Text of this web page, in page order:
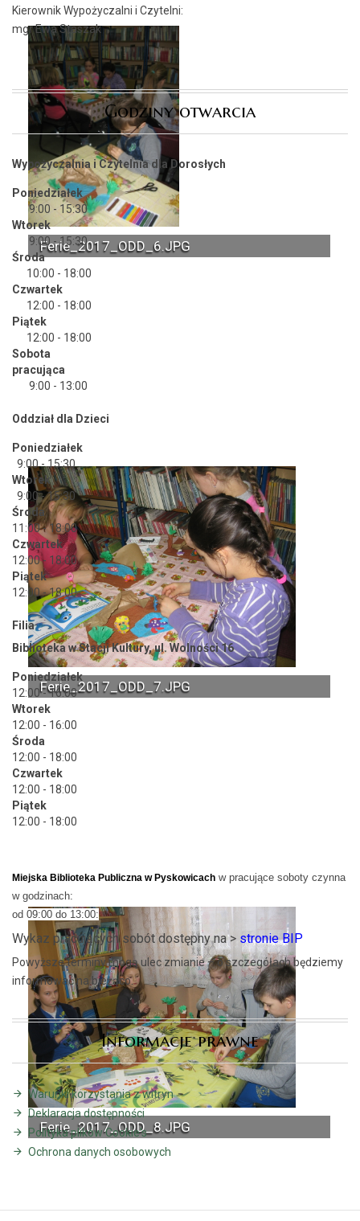
Ferie_2017_ODD_6.JPG
Ferie_2017_ODD_7.JPG
Ferie_2017_ODD_8.JPG
Kierownik Wypożyczalni i Czytelni:
mgr Ewa Staszak
Godziny otwarcia
Wypożyczalnia i Czytelnia dla Dorosłych
Poniedziałek
9:00 - 15:30
Wtorek
9:00 - 15:30
Środa
10:00 - 18:00
Czwartek
12:00 - 18:00
Piątek
12:00 - 18:00
Sobota
pracująca
9:00 - 13:00
Oddział dla Dzieci
Poniedziałek
9:00 - 15:30
Wtorek
9:00 - 15:30
Środa
11:00 - 18:00
Czwartek
12:00 - 18:00
Piątek
12:00 - 18:00
Filia
Biblioteka w Stacji Kultury, ul. Wolności 16
Poniedziałek
12:00 - 16:00
Wtorek
12:00 - 16:00
Środa
12:00 - 18:00
Czwartek
12:00 - 18:00
Piątek
12:00 - 18:00
Miejska Biblioteka Publiczna w Pyskowicach w pracujące soboty czynna
w godzinach:
od 09:00 do 13:00:
Wykaz pracujących sobót dostępny na > stronie BIP
Powyższe terminy mogą ulec zmianie – o szczegółach będziemy
informować na bieżąco.
Informacje prawne
Warunki korzystania z witryn
Deklaracja dostępności
Polityka plików Cookie's
Ochrona danych osobowych